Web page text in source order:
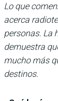
Lo que
acerca
personas. La
demuestra
mucho más
destinos.